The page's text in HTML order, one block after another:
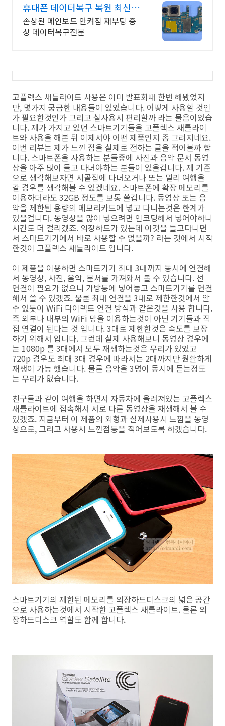
휴대폰 데이터복구 복원 최신장
비와 정품부품 당일수리
손상된 메인보드 안켜짐 재부팅 증
상 데이터복구전문
고플렉스 새틀라이트 사용은 이미 발표회때 한번 해봤었지
만, 몇가지 궁금한 내용들이 있었습니다. 어떻게 사용할 것인
가 필요한것인가 그리고 실사용시 편리할까 라는 물음이었습
니다. 제가 가지고 있던 스마트기기들을 고플렉스 새틀라이
트와 사용을 해본 뒤 이제서야 어떤 제품인지 좀 그려지네요.
이번 리뷰는 제가 느낀 점을 실제로 전하는 글을 적어볼까 합
니다. 스마트폰을 사용하는 분들중에 사진과 음악 문서 동영
상을 아주 많이 들고 다녀야하는 분들이 있을겁니다. 제 기준
으로 생각해보자면 시골집에 다녀오거나 또는 멀리 여행을
갈 경우를 생각해볼 수 있겠네요. 스마트폰에 확장 메모리를
이용하더라도 32GB 정도를 보통 쓸겁니다. 동영상 또는 음
악을 제한된 용량의 메모리카드에 넣고 다니는것은 한계가
있을겁니다. 동영상을 많이 넣으려면 인코딩해서 넣어야하니
시간도 더 걸리겠죠. 외장하드가 있는데 이것을 들고다니면
서 스마트기기에서 바로 사용할 수 없을까? 라는 것에서 시작
한것이 고플렉스 새틀라이트 입니다.
이 제품을 이용하면 스마트기기 최대 3대까지 동시에 연결해
서 동영상, 사진, 음악, 문서를 가져와서 볼 수 있습니다. 선
연결이 필요가 없으니 가방등에 넣어놓고 스마트기기를 연결
해서 쓸 수 있겠죠. 물론 최대 연결을 3대로 제한한것에서 알
수 있듯이 WiFi 다이렉트 연결 방식과 같은것을 사용 합니다.
즉 외부나 내부의 WiFi 망을 이용하는것이 아닌 기기들과 직
접 연결이 된다는 것 입니다. 3대로 제한한것은 속도를 보장
하기 위해서 입니다. 그런데 실제 사용해보니 동영상 경우에
는 1080p 를 3대에서 모두 재생하는것은 무리가 있었고
720p 경우도 최대 3대 경우에 따라서는 2대까지만 원활하게
재생이 가능 했습니다. 물론 음악을 3명이 동시에 듣는정도
는 무리가 없습니다.
친구들과 같이 여행을 하면서 자동차에 올려져있는 고플렉스
새틀라이트에 접속해서 서로 다른 동영상을 재생해서 볼 수
있겠죠. 지금부터 이 제품의 외형과 실제사용시 느낌을 동영
상으로, 그리고 사용시 느낀점등을 적어보도록 하겠습니다.
스마트기기의 제한된 메모리를 외장하드디스크의 넓은 공간
으로 사용하는것에서 시작한 고플렉스 새틀라이트. 물론 외
장하드디스크 역할도 함께 합니다.